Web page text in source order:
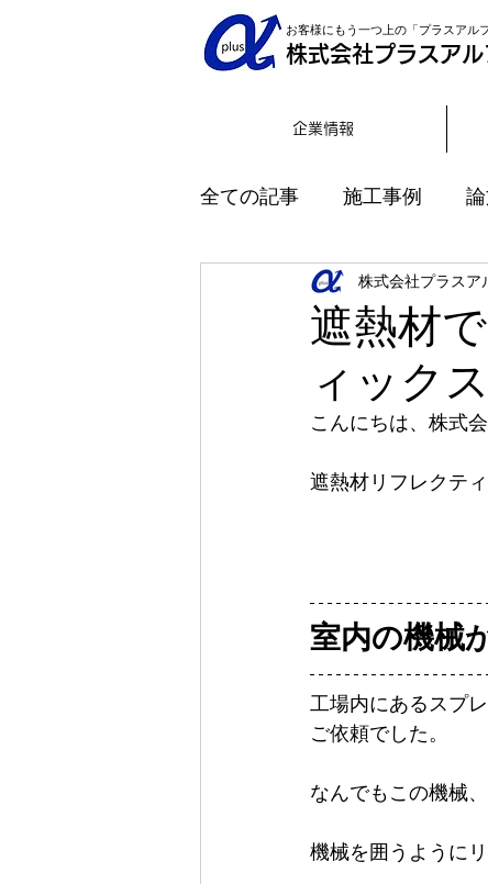
お客様にもう一つ上の「プラスアル
株式会社プラスアル
企業情報
全ての記事 施工事例
インタビュー
遮熱材
ィック
株式会社プラスア
こんにちは、株式
遮熱材リフレクテ
室内の機械
工場内にあるスプ
ご依頼でした。
なんでもこの機械
機械を囲うように